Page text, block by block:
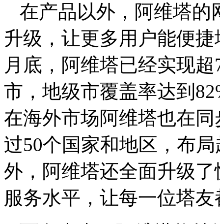
在产品以外，阿维塔的
升级，让更多用户能便
月底，阿维塔已经实现
市，地级市覆盖率达到
在海外市场阿维塔也在
过50个国家和地区，布
外，阿维塔还全面升级
服务水平，让每一位塔